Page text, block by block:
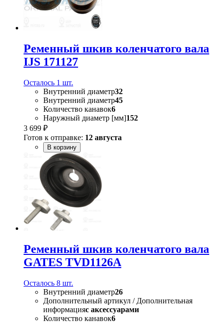
Ременный шкив коленчатого вала
IJS 171127
Осталось 1 шт.
Внутренний диаметр32
Внутренний диаметр45
Количество канавок6
Наружный диаметр [мм]152
3 699 ₽
Готов к отправке: 12 августа
В корзину
Ременный шкив коленчатого вала
GATES TVD1126A
Осталось 8 шт.
Внутренний диаметр26
Дополнительный артикул / Дополнительная
информацияс аксессуарами
Количество канавок6